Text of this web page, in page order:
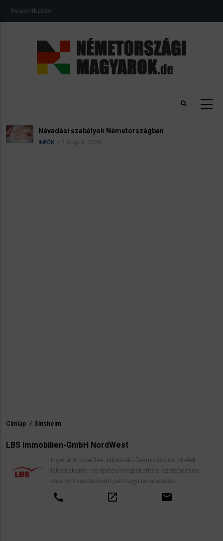
USER
ACCOUNT
Bejelentkezés
Névadási szabályok Németországban
INFÓK 4 August 2026
Morzsa
Címlap / Sinsheim
LBS Immobilien-GmbH NordWest
Ingatlanközvetítés, lakáscélú finanszírozási hitelek,
lakástakarék- és építési megtakarítási szerződések,
valamint kapcsolódó pénzügyi tanácsadás.
call open_in_new email